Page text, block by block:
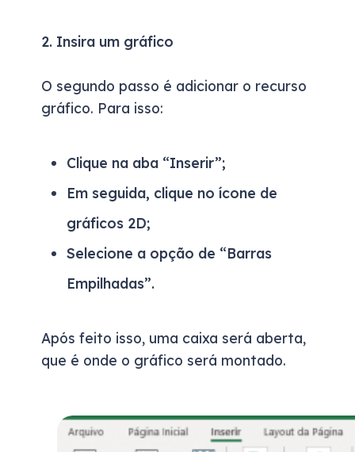
2. Insira um gráfico
O segundo passo é adicionar o recurso
gráfico. Para isso:
Clique na aba “Inserir”;
Em seguida, clique no ícone de
gráficos 2D;
Selecione a opção de “Barras
Empilhadas”.
Após feito isso, uma caixa será aberta,
que é onde o gráfico será montado.